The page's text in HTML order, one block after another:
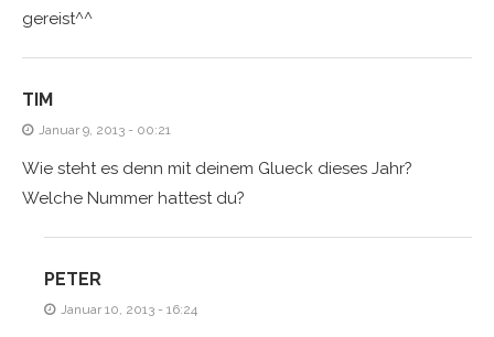
gereist^^
TIM
Januar 9, 2013 - 00:21
Wie steht es denn mit deinem Glueck dieses Jahr?
Welche Nummer hattest du?
PETER
Januar 10, 2013 - 16:24